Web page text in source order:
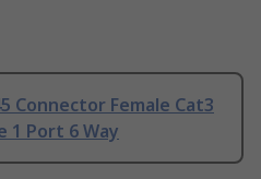
Connector Female Cat3
1 Port 6 Way